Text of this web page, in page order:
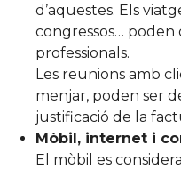
d’aquestes. Els
congressos… poden
professionals.
Les reunions amb
menjar, poden ser
justificació de la
Mòbil, internet i
El mòbil es